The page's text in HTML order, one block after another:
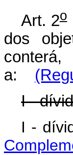
Art. 2o
dos
a:
I -
I -